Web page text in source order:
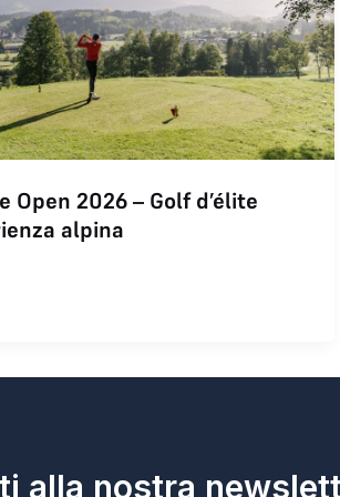
Open 2026 – Golf d’élite
alpina
alla nostra